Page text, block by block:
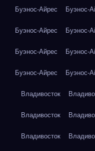
Буэнос-Айрес Буэнос-
Буэнос-Айрес Буэнос-
Буэнос-Айрес Буэнос-
Буэнос-Айрес Буэнос-
Владивосток
Владивосток
Владивосток